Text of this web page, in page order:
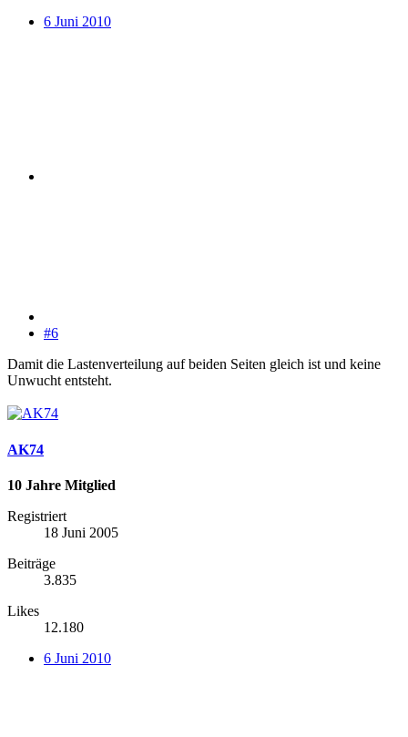
6 Juni 2010
#6
Damit die Lastenverteilung auf beiden Seiten gleich ist und keine
Unwucht entsteht.
AK74
10 Jahre Mitglied
Registriert
18 Juni 2005
Beiträge
3.835
Likes
12.180
6 Juni 2010